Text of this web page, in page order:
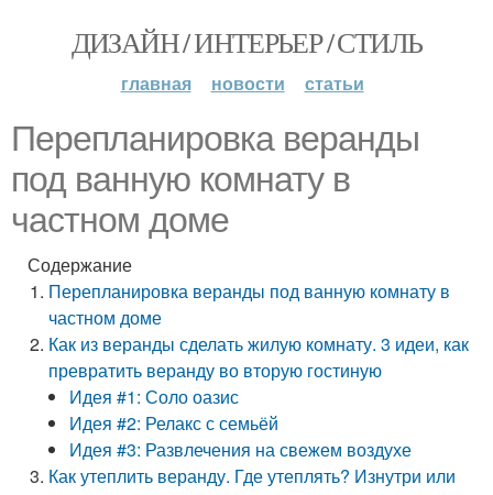
ДИЗАЙН / ИНТЕРЬЕР / СТИЛЬ
главная новости статьи
Перепланировка веранды
под ванную комнату в
частном доме
Содержание
Перепланировка веранды под ванную комнату в
частном доме
Как из веранды сделать жилую комнату. 3 идеи, как
превратить веранду во вторую гостиную
Идея #1: Соло оазис
Идея #2: Релакс с семьёй
Идея #3: Развлечения на свежем воздухе
Как утеплить веранду. Где утеплять? Изнутри или